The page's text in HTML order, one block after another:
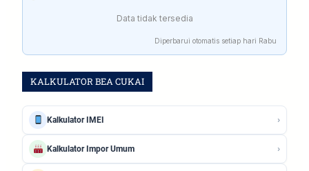
Data tidak tersedia
Diperbarui otomatis setiap hari Rabu
KALKULATOR BEA CUKAI
Kalkulator IMEI ›
Kalkulator Impor Umum ›